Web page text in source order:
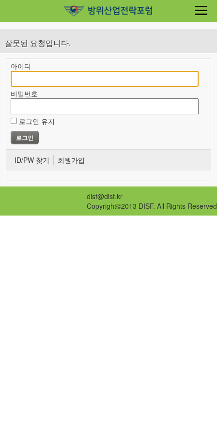
잘못된 요청입니다.
아이디
비밀번호
로그인 유지
ID/PW 찾기 회원가입
disf@disf.kr
Copyright©2013 DISF. All Rights Reserved